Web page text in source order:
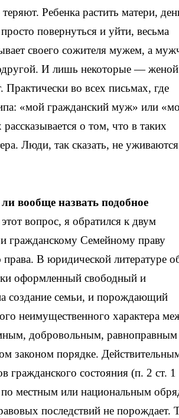
Ребенка растить матери,
повернуться и уйти, весьма
своего сожителя мужем, а
И лишь некоторые —
Практически во всех письмах, где
«мой гражданский муж» или
о том, что в таких
Люди, так сказать, не уживаются
вообще назвать подобное
вопрос, я обратился к двум
гражданскому Семейному праву
В юридической литературе
оформленный свободный и
создание семьи, и порождающий
неимущественного характера
добровольным, равноправным
законом порядке.
гражданского состояния (п. 2 ст.
местным или национальным
последствий не порождает.